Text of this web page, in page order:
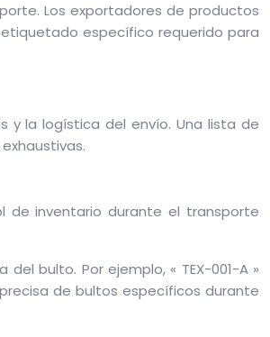
Los exportadores de productos
específico requerido para
y la logística del envío. Una lista de
de inventario durante el transporte
bulto. Por ejemplo, « TEX-001-A »
de bultos específicos durante